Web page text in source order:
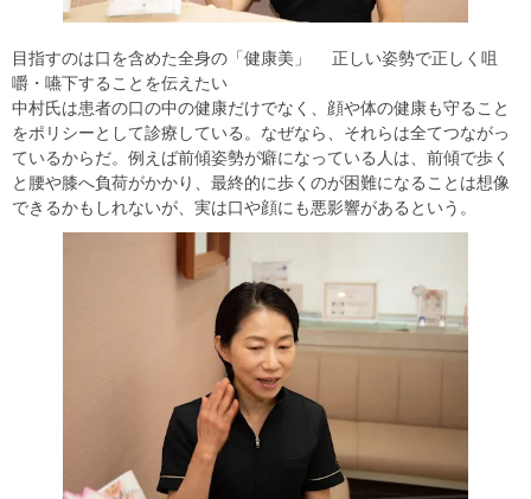
目指すのは口を含めた全身の「健康美」 正しい姿勢で正しく咀
嚼・嚥下することを伝えたい
中村氏は患者の口の中の健康だけでなく、顔や体の健康も守ること
をポリシーとして診療している。なぜなら、それらは全てつながっ
ているからだ。例えば前傾姿勢が癖になっている人は、前傾で歩く
と腰や膝へ負荷がかかり、最終的に歩くのが困難になることは想像
できるかもしれないが、実は口や顔にも悪影響があるという。